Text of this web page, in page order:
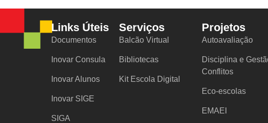
Links Úteis
Documentos
Inovar Consula
Inovar Alunos
Inovar SIGE
SIGA
Serviços
Balcão Virtual
Bibliotecas
Kit Escola Digital
Projetos
Autoavaliação
Disciplina e
Conflitos
Eco-escolas
EMAEI